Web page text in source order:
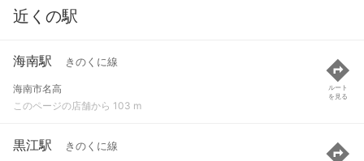
近くの駅
海南駅 きのくに線
海南市名高
このページの店舗から 103 m
ルート
を見る
黒江駅 きのくに線